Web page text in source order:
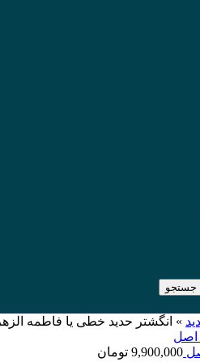
جستجو
» انگشتر حدید خطی یا فاطمه
9,900,000 تومان